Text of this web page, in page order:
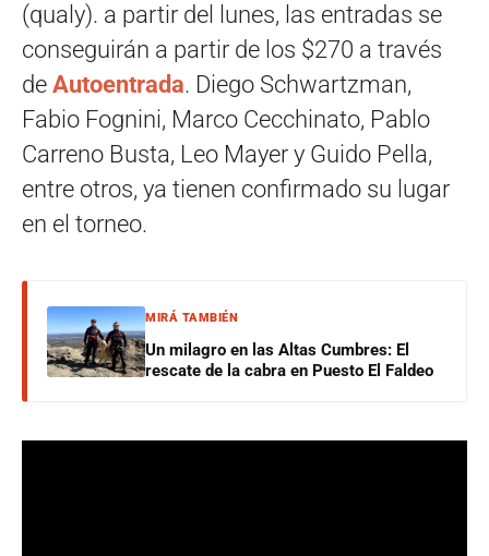
(qualy). a partir del lunes, las entradas se
conseguirán a partir de los $270 a través
de Autoentrada. Diego Schwartzman,
Fabio Fognini, Marco Cecchinato, Pablo
Carreno Busta, Leo Mayer y Guido Pella,
entre otros, ya tienen confirmado su lugar
en el torneo.
MIRÁ TAMBIÉN
Un milagro en las Altas Cumbres: El
rescate de la cabra en Puesto El Faldeo